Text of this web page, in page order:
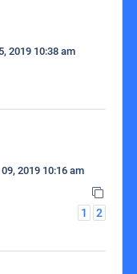
2019 10:38 am
2019 10:16 am
1
2